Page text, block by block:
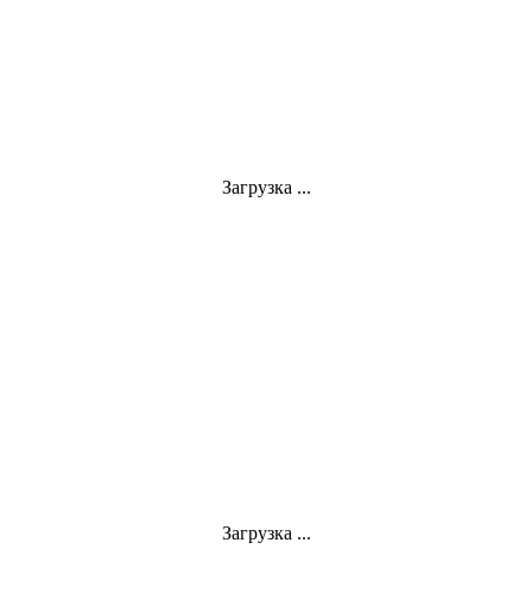
Загрузка ...
Загрузка ...